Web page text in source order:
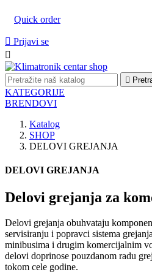
Quick order
 Prijavi se


KATEGORIJE
BRENDOVI
Katalog
SHOP
DELOVI GREJANJA
DELOVI GREJANJA
Delovi grejanja za
Delovi grejanja obuhvataju
servisiranju i popravci sistema
minibusima i drugim komercijalnim
delovi doprinose pouzdanom radu
tokom cele godine.